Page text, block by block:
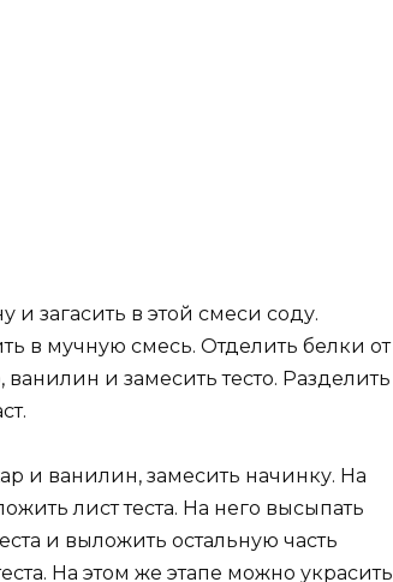
и загасить в этой смеси соду.
в мучную смесь. Отделить белки от
ванилин и замесить тесто. Разделить
и ванилин, замесить начинку. На
лист теста. На него высыпать
и выложить остальную часть
На этом же этапе можно украсить